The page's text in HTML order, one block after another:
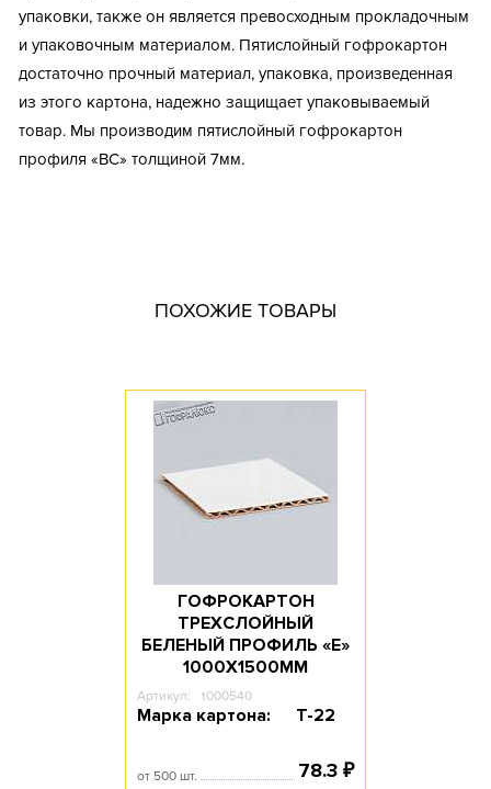
упаковки, также он является превосходным прокладочным
и упаковочным материалом. Пятислойный гофрокартон
достаточно прочный материал, упаковка, произведенная
из этого картона, надежно защищает упаковываемый
товар. Мы производим пятислойный гофрокартон
профиля «ВС» толщиной 7мм.
Марка картона: П-33
Доступное количество: 10
ПОХОЖИЕ ТОВАРЫ
ГОФРОКАРТОН
ТРЕХСЛОЙНЫЙ
БЕЛЕНЫЙ ПРОФИЛЬ «Е»
1000Х1500ММ
Артикул: t000540
Марка картона: Т-22
от 500 шт. 78.3 ₽